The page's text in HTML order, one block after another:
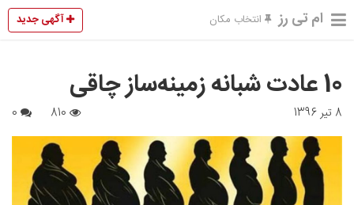
ام تی رز انتخاب مکان آگهی جدید
10 عادت شبانه زمینه‌ساز چاقی
8 تیر 1396